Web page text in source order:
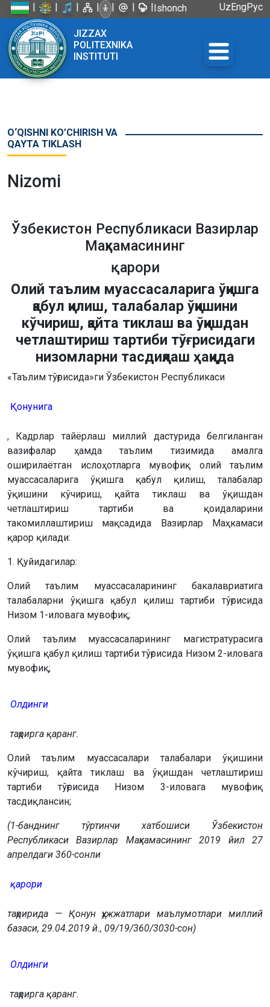
| | | | | | |Ishonch
UzEngРус
JIZZAX
POLITEXNIKA
INSTITUTI
O‘QISHNI KO’CHIRISH VA
QAYTA TIKLASH
Nizomi
Ўзбекистон Республикаси Вазирлар
Маҳкамасининг
қарори
Олий таълим муассасаларига ўқишга
қабул қилиш, талабалар ўқишини
кўчириш, қайта тиклаш ва ўқишдан
четлаштириш тартиби тўғрисидаги
низомларни тасдиқлаш ҳақида
«Таълим тўғрисида»ги Ўзбекистон Республикаси
Қонунига
, Кадрлар тайёрлаш миллий дастурида белгиланган
вазифалар ҳамда таълим тизимида амалга
оширилаётган ислоҳотларга мувофиқ олий таълим
муассасаларига ўқишга қабул қилиш, талабалар
ўқишини кўчириш, қайта тиклаш ва ўқишдан
четлаштириш тартиби ва қоидаларини
такомиллаштириш мақсадида Вазирлар Маҳкамаси
қарор қилади:
1. Қуйидагилар:
Олий таълим муассасаларининг бакалавриатига
талабаларни ўқишга қабул қилиш тартиби тўғрисида
Низом 1-иловага мувофиқ;
Олий таълим муассасаларининг магистратурасига
ўқишга қабул қилиш тартиби тўғрисида Низом 2-иловага
мувофиқ;
Олдинги
таҳрирга қаранг.
Олий таълим муассасалари талабалари ўқишини
кўчириш, қайта тиклаш ва ўқишдан четлаштириш
тартиби тўғрисида Низом 3-иловага мувофиқ
тасдиқлансин;
(1-банднинг тўртинчи хатбошиси Ўзбекистон
Республикаси Вазирлар Маҳкамасининг 2019 йил 27
апрелдаги 360-сонли
қарори
таҳририда — Қонун ҳужжатлари маълумотлари миллий
базаси, 29.04.2019 й., 09/19/360/3030-сон)
Олдинги
таҳрирга қаранг.